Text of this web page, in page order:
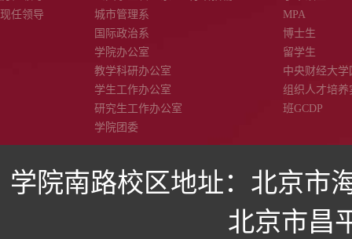
现任领导
城市管理系
国际政治系
学院办公室
教学科研办公室
学生工作办公室
研究生工作办公室
学院团委
MPA
博士生
留学生
中央财经大学
组织人才培养
班GCDP
学院南路校区地址：北京市
北京市昌